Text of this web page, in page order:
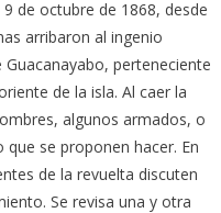
de octubre de 1868, desde
arribaron al ingenio
perteneciente
de la isla. Al caer la
algunos armados, o
se proponen hacer. En
de la revuelta discuten
Se revisa una y otra